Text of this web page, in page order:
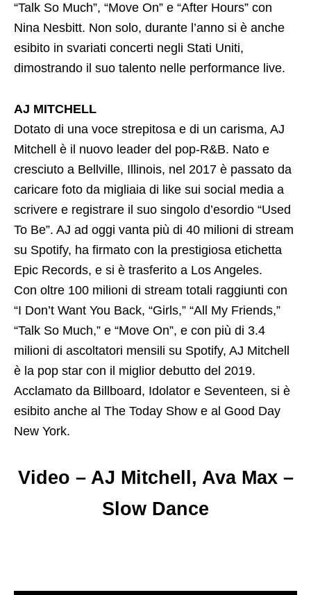
“Talk So Much”, “Move On” e “After Hours” con
Nina Nesbitt. Non solo, durante l’anno si è anche
esibito in svariati concerti negli Stati Uniti,
dimostrando il suo talento nelle performance live.
AJ MITCHELL
Dotato di una voce strepitosa e di un carisma, AJ
Mitchell è il nuovo leader del pop-R&B. Nato e
cresciuto a Bellville, Illinois, nel 2017 è passato da
caricare foto da migliaia di like sui social media a
scrivere e registrare il suo singolo d’esordio “Used
To Be”. AJ ad oggi vanta più di 40 milioni di stream
su Spotify, ha firmato con la prestigiosa etichetta
Epic Records, e si è trasferito a Los Angeles.
Con oltre 100 milioni di stream totali raggiunti con
“I Don’t Want You Back, “Girls,” “All My Friends,”
“Talk So Much,” e “Move On”, e con più di 3.4
milioni di ascoltatori mensili su Spotify, AJ Mitchell
è la pop star con il miglior debutto del 2019.
Acclamato da Billboard, Idolator e Seventeen, si è
esibito anche al The Today Show e al Good Day
New York.
Video – AJ Mitchell, Ava Max –
Slow Dance